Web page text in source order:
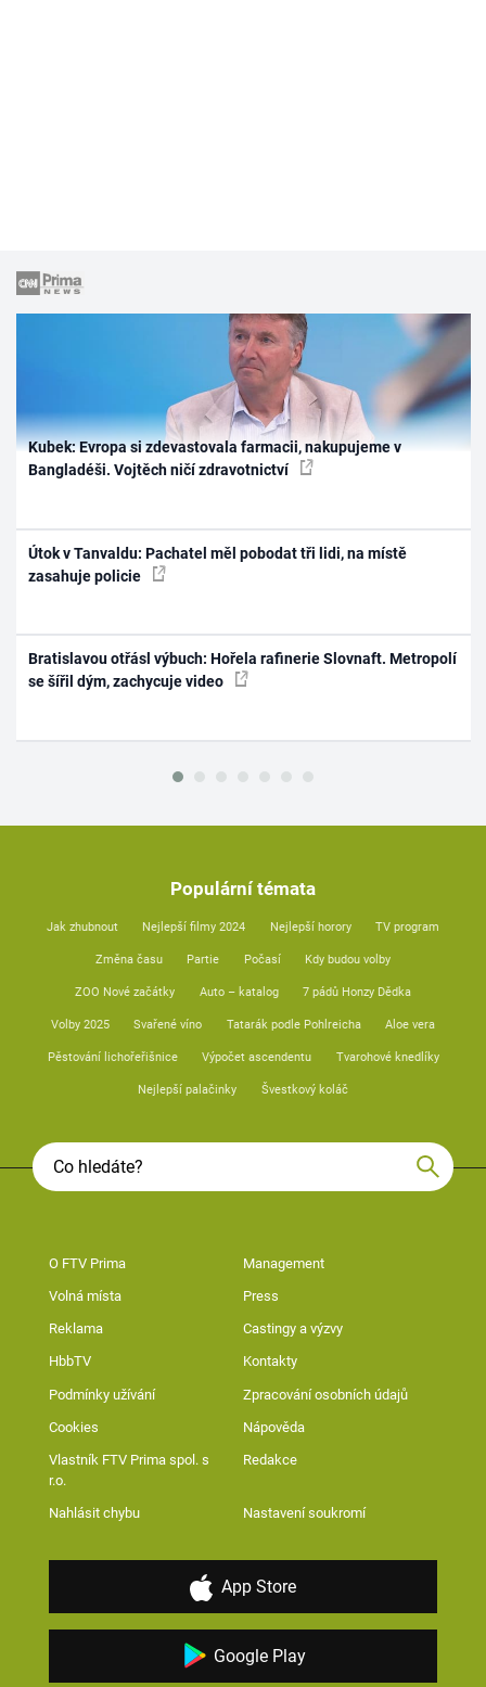
Kubek: Evropa si zdevastovala farmacii, nakupujeme v
Bangladéši. Vojtěch ničí zdravotnictví
Útok v Tanvaldu: Pachatel měl pobodat tři lidi, na místě
zasahuje policie
Bratislavou otřásl výbuch: Hořela rafinerie Slovnaft. Metropolí
se šířil dým, zachycuje video
Populární témata
Jak zhubnout Nejlepší filmy 2024 Nejlepší horory TV program
Změna času Partie Počasí Kdy budou volby
ZOO Nové začátky Auto – katalog 7 pádů Honzy Dědka
Volby 2025 Svařené víno Tatarák podle Pohlreicha Aloe vera
Pěstování lichořeřišnice Výpočet ascendentu Tvarohové knedlíky
Nejlepší palačinky Švestkový koláč
O FTV Prima Management
Volná místa Press
Reklama Castingy a výzvy
HbbTV Kontakty
Podmínky užívání Zpracování osobních údajů
Cookies Nápověda
Vlastník FTV Prima spol. s
r.o.
Redakce
Nahlásit chybu Nastavení soukromí
App Store
Google Play